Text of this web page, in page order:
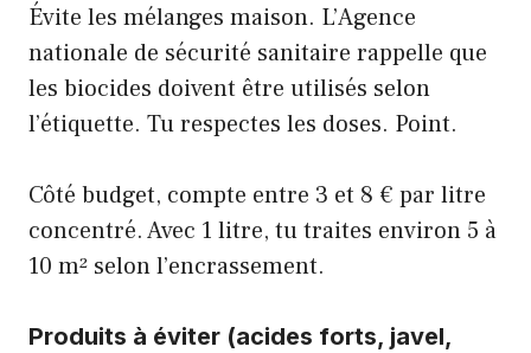
Évite les mélanges maison. L’Agence
nationale de sécurité sanitaire rappelle que
les biocides doivent être utilisés selon
l’étiquette. Tu respectes les doses. Point.
Côté budget, compte entre 3 et 8 € par litre
concentré. Avec 1 litre, tu traites environ 5 à
10 m² selon l’encrassement.
Produits à éviter (acides forts, javel,